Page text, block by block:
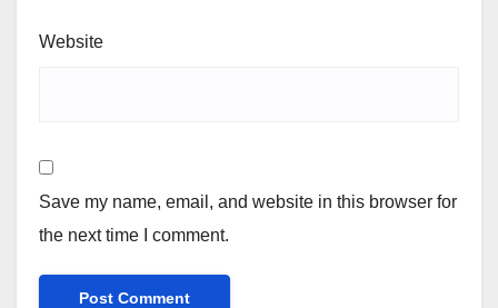
Website
Save my name, email, and website in this browser for
the next time I comment.